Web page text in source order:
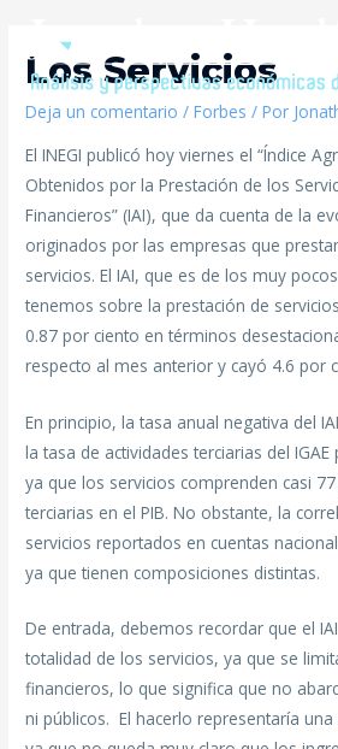
Los Servicios
Deja un comentario /Forbes / Por
El INEGI publicó hoy viernes el “Índice
Obtenidos por la Prestación de los
Financieros” (IAI), que da cuenta de la
originados por las empresas que
servicios. El IAI, que es de los muy
tenemos sobre la prestación de
0.87 por ciento en términos
respecto al mes anterior y cayó 4.6 por
En principio, la tasa anual negativa del
la tasa de actividades terciarias del
ya que los servicios comprenden casi
terciarias en el PIB. No obstante, la
servicios reportados en cuentas
ya que tienen composiciones distintas.
De entrada, debemos recordar que el
totalidad de los servicios, ya que se
financieros, lo que significa que no
ni públicos. El hacerlo representaría